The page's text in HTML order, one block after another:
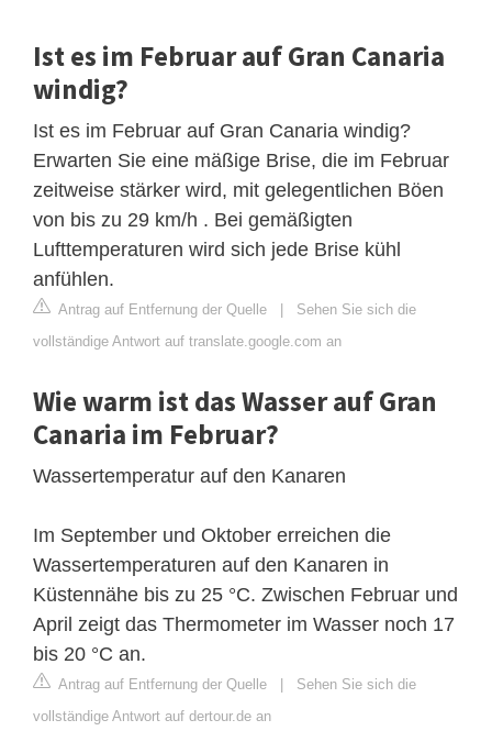
Ist es im Februar auf Gran Canaria
windig?
Ist es im Februar auf Gran Canaria windig?
Erwarten Sie eine mäßige Brise, die im Februar
zeitweise stärker wird, mit gelegentlichen Böen
von bis zu 29 km/h . Bei gemäßigten
Lufttemperaturen wird sich jede Brise kühl
anfühlen.
Antrag auf Entfernung der Quelle | Sehen Sie sich die
vollständige Antwort auf translate.google.com an
Wie warm ist das Wasser auf Gran
Canaria im Februar?
Wassertemperatur auf den Kanaren
Im September und Oktober erreichen die
Wassertemperaturen auf den Kanaren in
Küstennähe bis zu 25 °C. Zwischen Februar und
April zeigt das Thermometer im Wasser noch 17
bis 20 °C an.
Antrag auf Entfernung der Quelle | Sehen Sie sich die
vollständige Antwort auf dertour.de an